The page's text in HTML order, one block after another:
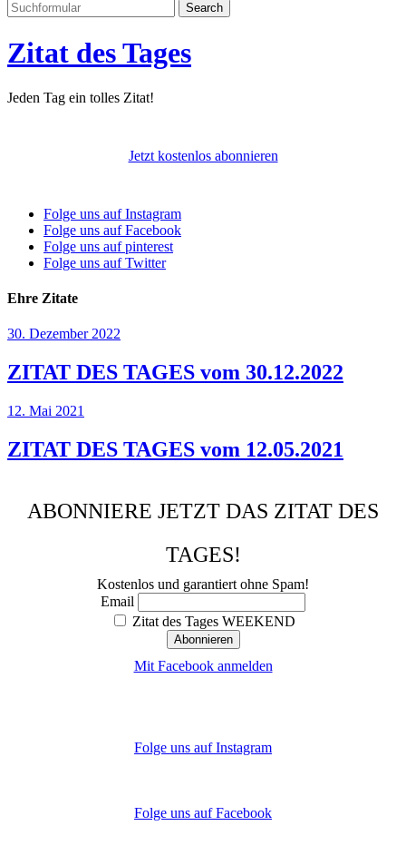
Search
Zitat des Tages
Jeden Tag ein tolles Zitat!
Jetzt kostenlos abonnieren
Folge uns auf Instagram
Folge uns auf Facebook
Folge uns auf pinterest
Folge uns auf Twitter
Ehre Zitate
30. Dezember 2022
ZITAT DES TAGES vom 30.12.2022
12. Mai 2021
ZITAT DES TAGES vom 12.05.2021
ABONNIERE JETZT DAS ZITAT DES
TAGES!
Kostenlos und garantiert ohne Spam!
Email
Zitat des Tages WEEKEND
Mit Facebook anmelden
Folge uns auf Instagram
Folge uns auf Facebook